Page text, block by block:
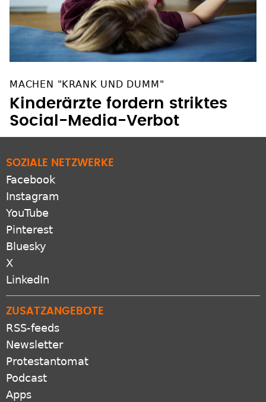
MACHEN "KRANK UND DUMM"
Kinderärzte fordern striktes
SOZIALE NETZWERKE
Facebook
Instagram
YouTube
Pinterest
Bluesky
X
ZUSATZANGEBOTE
RSS-feeds
Newsletter
Protestantomat
Podcast